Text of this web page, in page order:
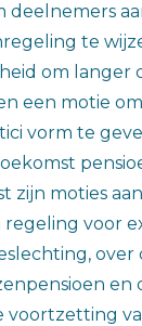
deelnemers
te
om langer
een motie
vorm te
zijn moties
regeling voor
over
en
voortzetting